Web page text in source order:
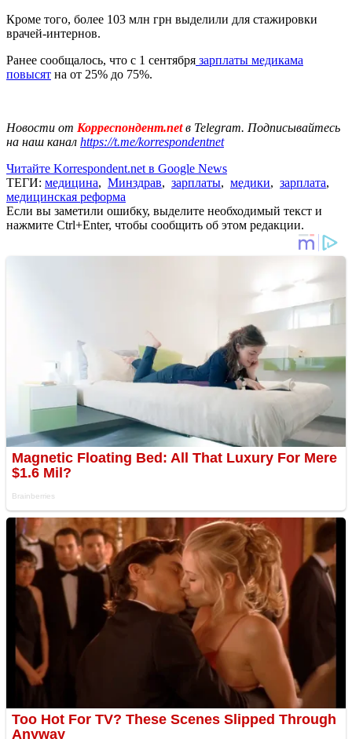
Кроме того, более 103 млн грн выделили для стажировки
врачей-интернов.
Ранее сообщалось, что с 1 сентября зарплаты медикама
повысят на от 25% до 75%.
Новости от Корреспондент.netв Telegram. Подписывайтесь
на наш канал https://t.me/korrespondentnet
Читайте Korrespondent.net в Google News
ТЕГИ: медицина, Минздрав, зарплаты, медики, зарплата,
медицинская реформа
Если вы заметили ошибку, выделите необходимый текст и
нажмите Ctrl+Enter, чтобы сообщить об этом редакции.